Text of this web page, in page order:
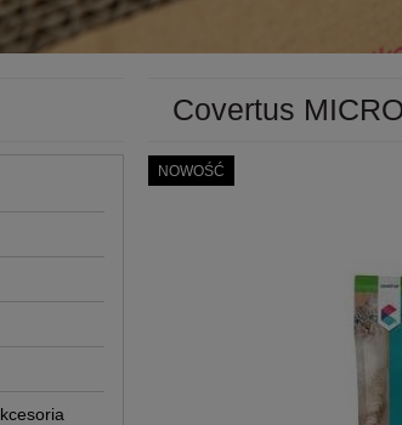
Covertus
NOWOŚĆ